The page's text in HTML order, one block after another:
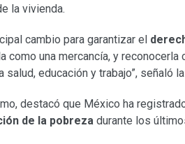
la vivienda.
cambio para garantizar el
como una mercancía, y
salud, educación y trabajo”, señaló
destacó que México ha
de la pobreza durante los